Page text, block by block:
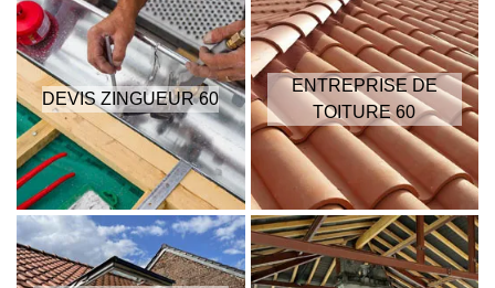
DEVIS ZINGUEUR 60
ENTREPRISE DE
TOITURE 60